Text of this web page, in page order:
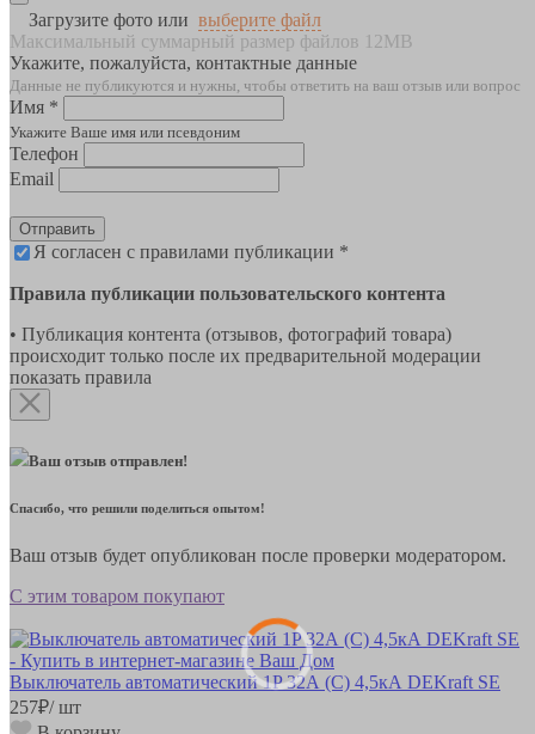
Загрузите фото или выберите файл
Максимальный суммарный размер файлов 12MB
Укажите, пожалуйста, контактные данные
Данные не публикуются и нужны, чтобы ответить на ваш отзыв или вопрос
Имя *
Укажите Ваше имя или псевдоним
Телефон
Email
Отправить
Я согласен с правилами публикации *
Правила публикации пользовательского контента
• Публикация контента (отзывов, фотографий товара)
происходит только после их предварительной модерации
показать правила
Ваш отзыв отправлен!
Спасибо, что решили поделиться опытом!
Ваш отзыв будет опубликован после проверки модератором.
С этим товаром покупают
Выключатель автоматический 1P 32А (С) 4,5кА DEKraft SE
257₽/ шт